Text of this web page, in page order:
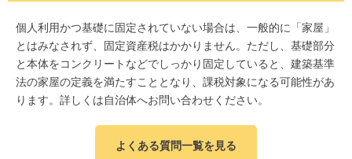
個人利用かつ基礎に固定されていない場合は、一般的に「家屋」
とはみなされず、固定資産税はかかりません。ただし、基礎部分
と本体をコンクリートなどでしっかり固定していると、建築基準
法の家屋の定義を満たすこととなり、課税対象になる可能性があ
ります。詳しくは自治体へお問い合わせください。
よくある質問一覧を見る